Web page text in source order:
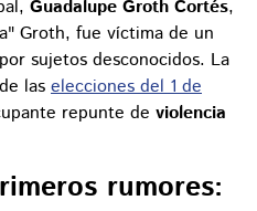
Guadalupe Groth Cortés,
Groth, fue víctima de un
sujetos desconocidos. La
las elecciones del 1 de
repunte de violencia
rumores: